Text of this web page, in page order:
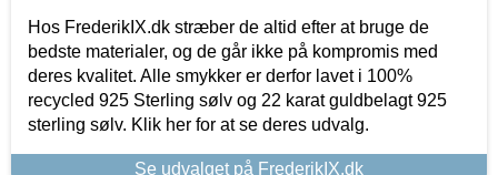
Hos FrederikIX.dk stræber de altid efter at bruge de
bedste materialer, og de går ikke på kompromis med
deres kvalitet. Alle smykker er derfor lavet i 100%
recycled 925 Sterling sølv og 22 karat guldbelagt 925
sterling sølv. Klik her for at se deres udvalg.
Se udvalget på FrederikIX.dk